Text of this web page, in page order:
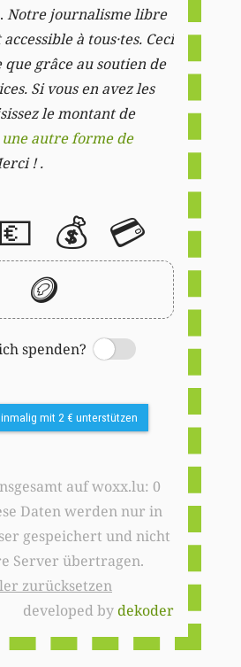
. Notre journalisme libre
à tous·tes. Ceci
que grâce au soutien de
Si vous en avez les
le montant de
une autre forme de
! .
💶 💰 💳
🪙
spenden?
Switch
mit 2 € unterstützen
auf woxx.lu: 0
Daten werden nur in
gespeichert und nicht
Server übertragen.
zurücksetzen
developed bydekoder